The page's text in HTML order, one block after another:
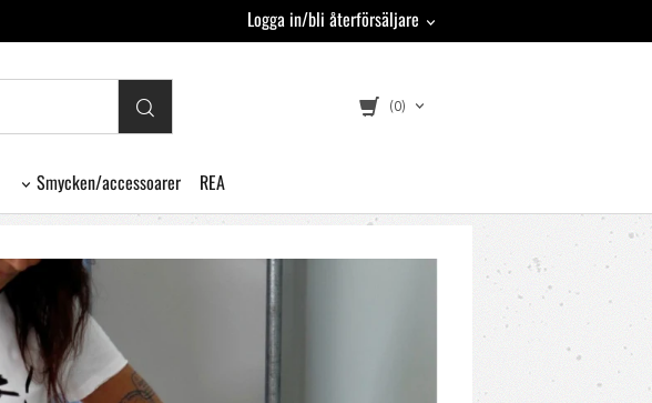
Logga in/bli återförsäljare
(0)
Smycken/accessoarer REA